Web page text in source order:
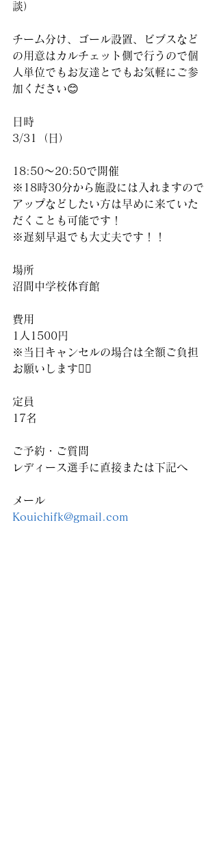
談）
チーム分け、ゴール設置、ビブスなど
の用意はカルチェット側で行うので個
人単位でもお友達とでもお気軽にご参
加ください😊
日時
3/31（日）
18:50～20:50で開催
※18時30分から施設には入れますので
アップなどしたい方は早めに来ていた
だくことも可能です！
※遅刻早退でも大丈夫です！！
場所
沼間中学校体育館
費用
1人1500円
※当日キャンセルの場合は全額ご負担
お願いします🙇‍♀️
定員
17名
ご予約・ご質問
レディース選手に直接または下記へ
メール
Kouichifk@gmail.com